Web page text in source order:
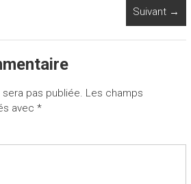
Suivant →
pas publiée. Les champs
avec *